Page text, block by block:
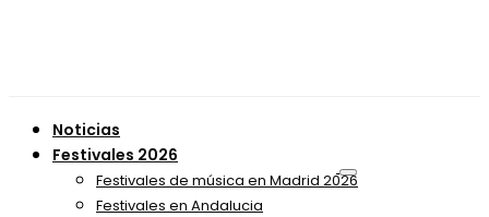
Noticias
Festivales 2026
Festivales de música en Madrid 2026
Festivales en Andalucia